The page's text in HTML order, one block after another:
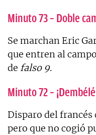
Minuto 73 – Doble
Se marchan Eric
que entren al
de falso 9.
Minuto 72 –
Disparo del
pero que no cogió